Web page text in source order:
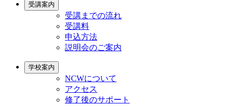
受講案内
受講までの流れ
受講料
申込方法
説明会のご案内
学校案内
NCWについて
アクセス
修了後のサポート